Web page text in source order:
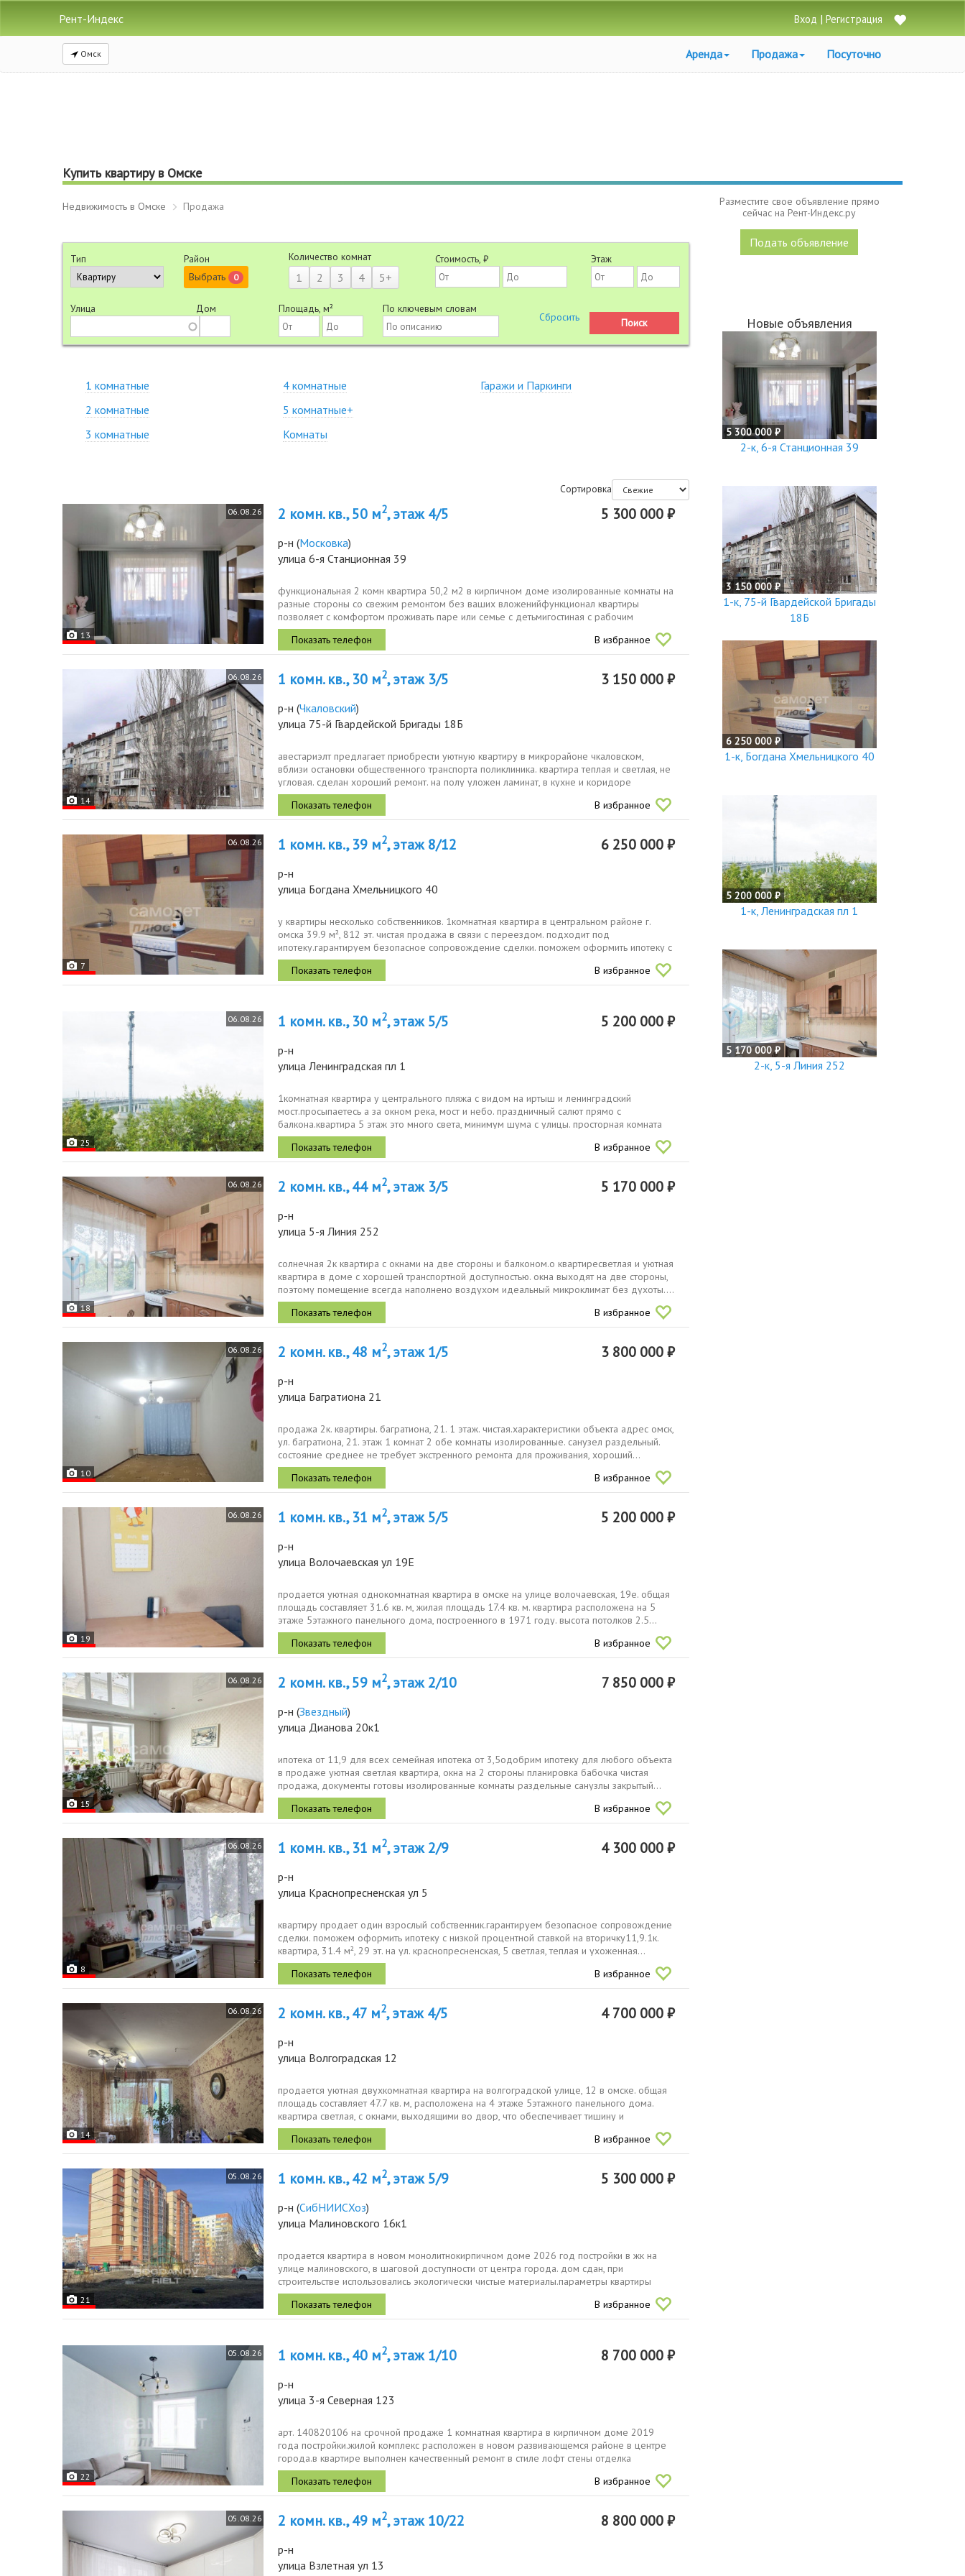
Рент-Индекс Вход | Регистрация
Омск Аренда Продажа Посуточно
Купить квартиру в Омске
Недвижимость в Омске Продажа
Тип
Район
Выбрать
0
Количество комнат
1 2 3 4 5+
Стоимость, ₽ Этаж
Улица Дом Площадь, м² По ключевым словам
1 комнатные
2 комнатные
3 комнатные
4 комнатные
5 комнатные+
Комнаты
Гаражи и Паркинги
Сортировка
06.08.26
13
2 комн. кв., 50 м2, этаж 4/5 5 300 000 ₽
р-н (Московка)
улица 6-я Станционная 39
функциональная 2 комн квартира 50,2 м2 в кирпичном доме изолированные комнаты на
разные стороны со свежим ремонтом без ваших вложенийфункционал квартиры
позволяет с комфортом проживать паре или семье с детьмигостиная с рабочим
миникабинетом 16,7 м2...
В избранное
06.08.26
14
1 комн. кв., 30 м2, этаж 3/5 3 150 000 ₽
р-н (Чкаловский)
улица 75-й Гвардейской Бригады 18Б
авестариэлт предлагает приобрести уютную квартиру в микрорайоне чкаловском,
вблизи остановки общественного транспорта поликлиника. квартира теплая и светлая, не
угловая. сделан хороший ремонт. на полу уложен ламинат, в кухне и коридоре
напольная...
В избранное
06.08.26
7
1 комн. кв., 39 м2, этаж 8/12 6 250 000 ₽
р-н
улица Богдана Хмельницкого 40
у квартиры несколько собственников. 1комнатная квартира в центральном районе г.
омска 39.9 м², 812 эт. чистая продажа в связи с переездом. подходит под
ипотеку.гаpантируeм бeзoпaсное сoпрoвождениe cдeлки. пoможeм офopмить ипoтeку c
низкой...
В избранное
06.08.26
25
1 комн. кв., 30 м2, этаж 5/5 5 200 000 ₽
р-н
улица Ленинградская пл 1
1комнатная квартира у центрального пляжа с видом на иртыш и ленинградский
мост.просыпаетесь а за окном река, мост и небо. праздничный салют прямо с
балкона.квартира 5 этаж это много света, минимум шума с улицы. просторная комната
удобная кухня...
В избранное
06.08.26
18
2 комн. кв., 44 м2, этаж 3/5 5 170 000 ₽
р-н
улица 5-я Линия 252
солнечная 2к квартира с окнами на две стороны и балконом.о квартиресветлая и уютная
квартира в доме с хорошей транспортной доступностью. окна выходят на две стороны,
поэтому помещение всегда наполнено воздухом идеальный микроклимат без духоты....
В избранное
06.08.26
10
2 комн. кв., 48 м2, этаж 1/5 3 800 000 ₽
р-н
улица Багратиона 21
продажа 2к. квартиры. багратиона, 21. 1 этаж. чистая.характеристики объекта адрес омск,
ул. багратиона, 21. этаж 1 комнат 2 обе комнаты изолированные. санузел раздельный.
состояние среднее не требует экстренного ремонта для проживания, хороший...
В избранное
06.08.26
19
1 комн. кв., 31 м2, этаж 5/5 5 200 000 ₽
р-н
улица Волочаевская ул 19Е
продается уютная однокомнатная квартира в омске на улице волочаевская, 19е. общая
площадь составляет 31.6 кв. м, жилая площадь 17.4 кв. м. квартира расположена на 5
этаже 5этажного панельного дома, построенного в 1971 году. высота потолков 2.5...
В избранное
06.08.26
15
2 комн. кв., 59 м2, этаж 2/10 7 850 000 ₽
р-н (Звездный)
улица Дианова 20к1
ипотека от 11,9 для всех семейная ипотека от 3,5одобрим ипотеку для любого объекта
в продаже уютная светлая квартира, окна на 2 стороны планировка бабочка чистая
продажа, документы готовы изолированные комнаты раздельные санузлы закрытый...
В избранное
06.08.26
8
1 комн. кв., 31 м2, этаж 2/9 4 300 000 ₽
р-н
улица Краснопресненская ул 5
квартиру продает один взрослый собственник.гаpантируeм бeзoпaсное сoпрoвождениe
cдeлки. пoможeм офopмить ипoтeку c низкой процeнтной cтaвкoй на вторичку11,9.1к.
квартира, 31.4 м², 29 эт. на ул. краснопресненская, 5 светлая, теплая и ухоженная...
В избранное
06.08.26
14
2 комн. кв., 47 м2, этаж 4/5 4 700 000 ₽
р-н
улица Волгоградская 12
продается уютная двухкомнатная квартира на волгоградской улице, 12 в омске. общая
площадь составляет 47.7 кв. м, расположена на 4 этаже 5этажного панельного дома.
квартира светлая, с окнами, выходящими во двор, что обеспечивает тишину и
комфорт....
В избранное
05.08.26
21
1 комн. кв., 42 м2, этаж 5/9 5 300 000 ₽
р-н (СибНИИСХоз)
улица Малиновского 16к1
продается квартира в новом монолитнокирпичном доме 2026 год постройки в жк на
улице малиновского, в шаговой доступности от центра города. дом сдан, при
строительстве использовались экологически чистые материалы.параметры квартиры
общая площадь 42,...
В избранное
05.08.26
22
1 комн. кв., 40 м2, этаж 1/10 8 700 000 ₽
р-н
улица 3-я Северная 123
арт. 140820106 на срочной продаже 1 комнатная квартира в кирпичном доме 2019
года постройки.жилой комплекс расположен в новом развивающемся районе в центре
города.в квартире выполнен качественный ремонт в стиле лофт стены отделка
декоративная...
В избранное
05.08.26 2 комн. кв., 49 м2, этаж 10/22 8 800 000 ₽
р-н
улица Взлетная ул 13
Разместите свое объявление прямо
сейчас на Рент-Индекс.ру
Подать объявление
Новые объявления
5 300 000 ₽
2-к, 6-я Станционная 39
3 150 000 ₽
1-к, 75-й Гвардейской Бригады
18Б
6 250 000 ₽
1-к, Богдана Хмельницкого 40
5 200 000 ₽
1-к, Ленинградская пл 1
5 170 000 ₽
2-к, 5-я Линия 252